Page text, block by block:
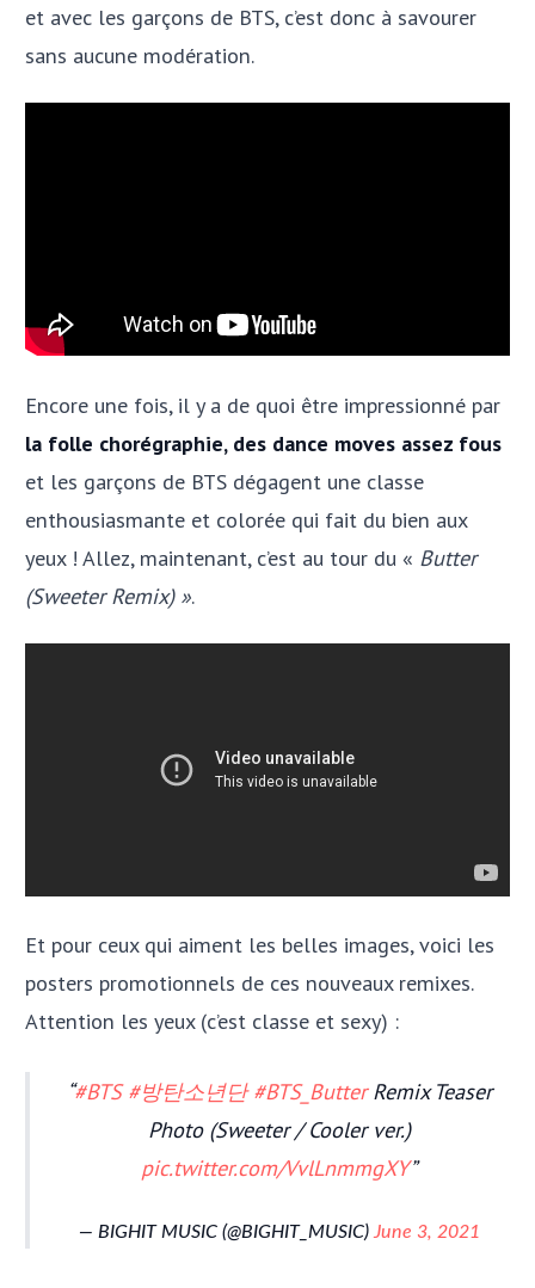
et avec les garçons de BTS, c’est donc à savourer
sans aucune modération.
Encore une fois, il y a de quoi être impressionné par
la folle chorégraphie, des dance moves assez fous
et les garçons de BTS dégagent une classe
enthousiasmante et colorée qui fait du bien aux
yeux ! Allez, maintenant, c’est au tour du « Butter
(Sweeter Remix) ».
Et pour ceux qui aiment les belles images, voici les
posters promotionnels de ces nouveaux remixes.
Attention les yeux (c’est classe et sexy) :
#BTS #방탄소년단 #BTS_ButterRemix Teaser
Photo (Sweeter / Cooler ver.)
pic.twitter.com/VvlLnmmgXY
— BIGHIT MUSIC (@BIGHIT_MUSIC) June 3, 2021